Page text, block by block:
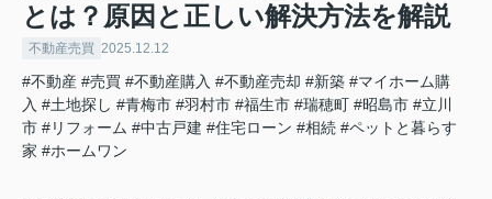
とは？原因と正しい解決方法を解説
不動産売買 2025.12.12
#不動産 #売買 #不動産購入 #不動産売却 #新築 #マイホーム購
入 #土地探し #青梅市 #羽村市 #福生市 #瑞穂町 #昭島市 #立川
市 #リフォーム #中古戸建 #住宅ローン #相続 #ペットと暮らす
家 #ホームワン